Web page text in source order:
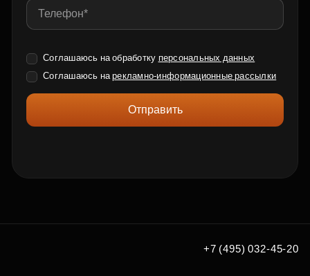
Соглашаюсь на обработку персональных данных
Соглашаюсь нарекламно-информационные рассылки
Отправить
+7 (495) 032-45-20